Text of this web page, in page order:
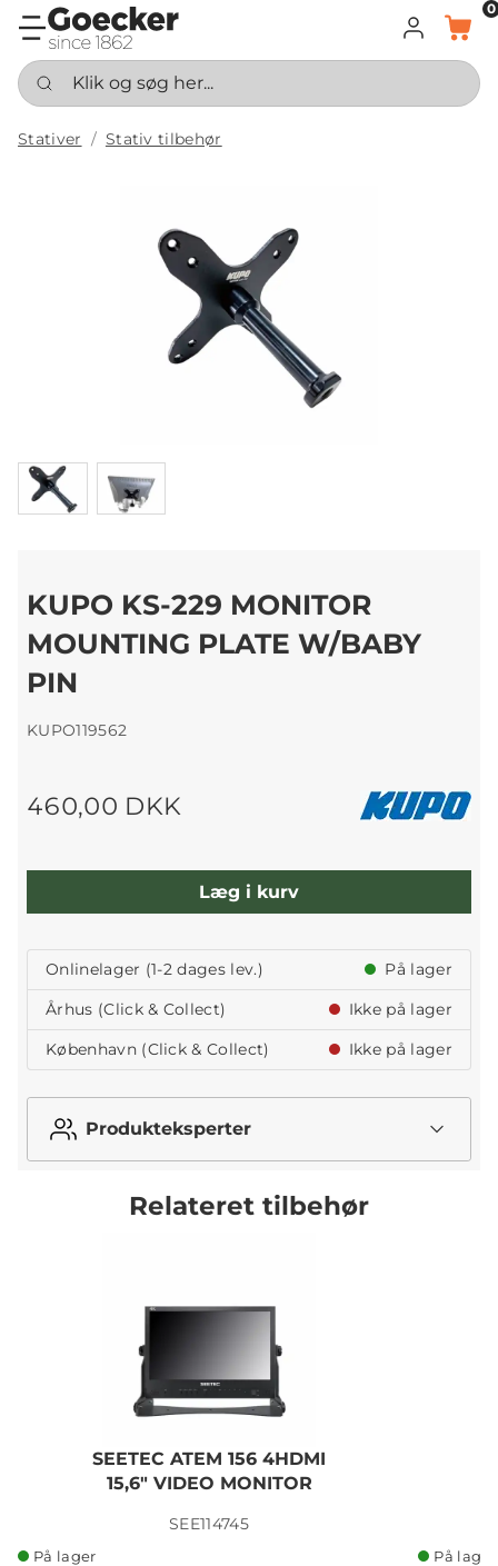
LOG INDKURV
0
Klik og søg her...
Stativer Stativ tilbehør
KUPO KS-229 MONITOR
MOUNTING PLATE W/BABY
PIN
KUPO119562
460,00 DKK
Læg i kurv
Onlinelager (1-2 dages lev.)
På lager
Århus (Click & Collect)
Ikke på lager
København (Click & Collect)
Ikke på lager
Produkteksperter
Relateret tilbehør
SEETEC ATEM 156 4HDMI
15,6" VIDEO MONITOR
SEE114745
På lager På lager